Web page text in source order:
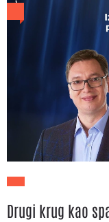
Drugi krug kao